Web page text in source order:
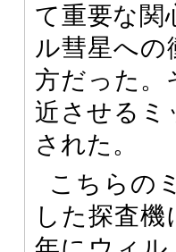
て重要な関
ル彗星へ
方だった。
近させるミ
された。
こちらの
した探査